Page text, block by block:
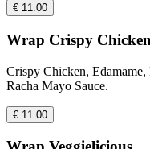
€ 11.00
Wrap Crispy Chicken
Crispy Chicken,
Racha Mayo Sauce.
€ 11.00